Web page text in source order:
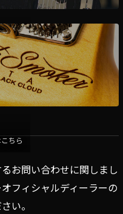
ちら
ちら
お問い合わせに関しまし
フィシャルディーラーの
い。